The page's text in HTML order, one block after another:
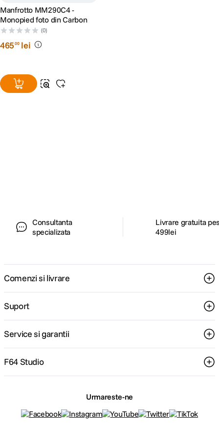
Manfrotto MM290C4 -
Monopied foto din Carbon
(0)
46500 lei
Consultanta
specializata
Livrare gratuita
499lei
Comenzi si livrare
Suport
Service si garantii
F64 Studio
Urmareste-ne